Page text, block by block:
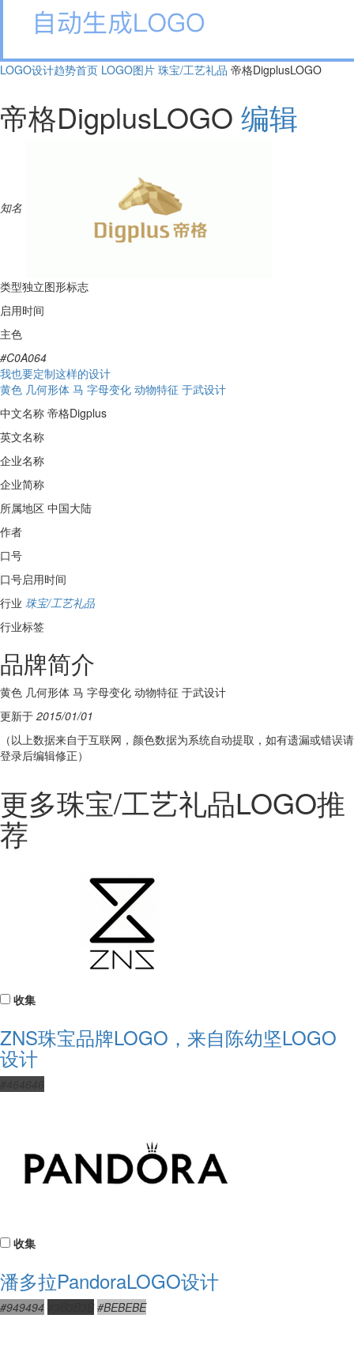
LOGO设计趋势首页 LOGO图片 珠宝/工艺礼品 帝格DigplusLOGO
帝格DigplusLOGO 编辑
知名
类型独立图形标志
启用时间
主色
#C0A064
我也要定制这样的设计
黄色 几何形体 马 字母变化 动物特征 于武设计
中文名称 帝格Digplus
英文名称
企业名称
企业简称
所属地区 中国大陆
作者
口号
口号启用时间
行业 珠宝/工艺礼品
行业标签
品牌简介
黄色 几何形体 马 字母变化 动物特征 于武设计
更新于 2015/01/01
（以上数据来自于互联网，颜色数据为系统自动提取，如有遗漏或错误请
登录后编辑修正）
更多珠宝/工艺礼品LOGO推
荐
收集
ZNS珠宝品牌LOGO，来自陈幼坚LOGO
设计
收集
潘多拉PandoraLOGO设计
#949494 #BEBEBE